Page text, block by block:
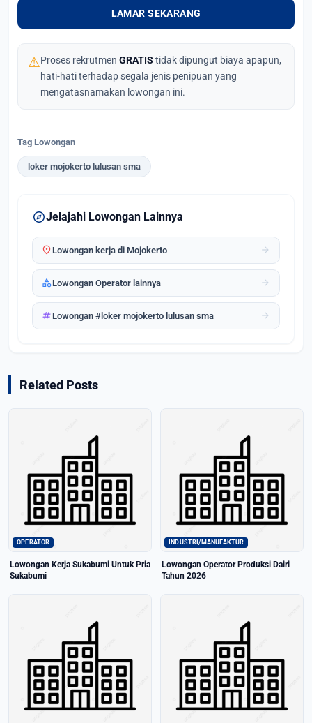
LAMAR SEKARANG
⚠Proses rekrutmen GRATIS tidak dipungut biaya apapun,
hati-hati terhadap segala jenis penipuan yang
mengatasnamakan lowongan ini.
Tag Lowongan
loker mojokerto lulusan sma
exploreJelajahi Lowongan Lainnya
location_onLowongan kerja di Mojokerto arrow_forward
categoryLowongan Operator lainnya arrow_forward
tagLowongan #loker mojokerto lulusan sma arrow_forward
Related Posts
OPERATOR
Lowongan Kerja Sukabumi Untuk Pria
Sukabumi
INDUSTRI/MANUFAKTUR
Lowongan Operator Produksi Dairi
Tahun 2026